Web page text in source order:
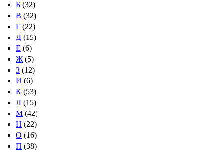
Б (32)
В (32)
Г (22)
Д (15)
Е (6)
Ж (5)
З (12)
И (6)
К (53)
Л (15)
М (42)
Н (22)
О (16)
П (38)